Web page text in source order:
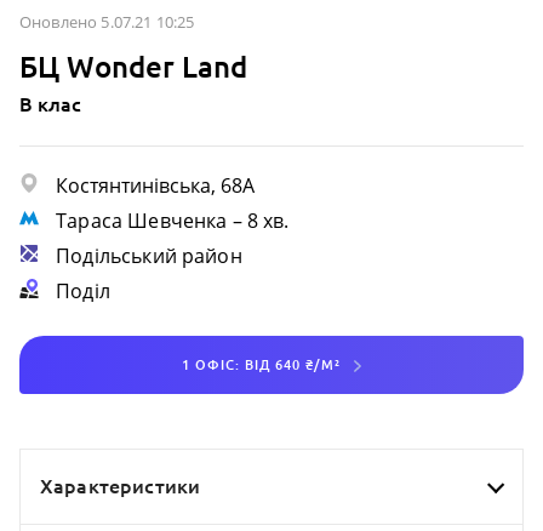
Оновлено 5.07.21 10:25
БЦ Wonder Land
B клас
Костянтинівська, 68А
Тараса Шевченка – 8 хв.
Подільський район
Поділ
1 ОФІС: ВІД 640 ₴/М²
Характеристики